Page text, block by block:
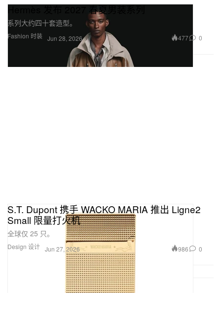
Fashion 时装
Hermès 发布 2027 春夏男装系列
系列大约四十套造型。
Jun 28, 2026 477 0
Design 设计
S.T. Dupont 携手 WACKO MARIA 推出 Ligne2
Small 限量打火机
全球仅 25 只。
Jun 27, 2026 986 0